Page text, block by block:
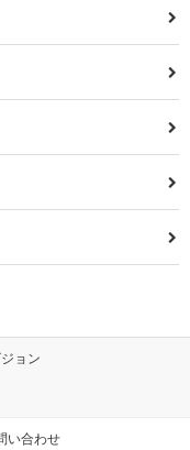
ョン
い合わせ